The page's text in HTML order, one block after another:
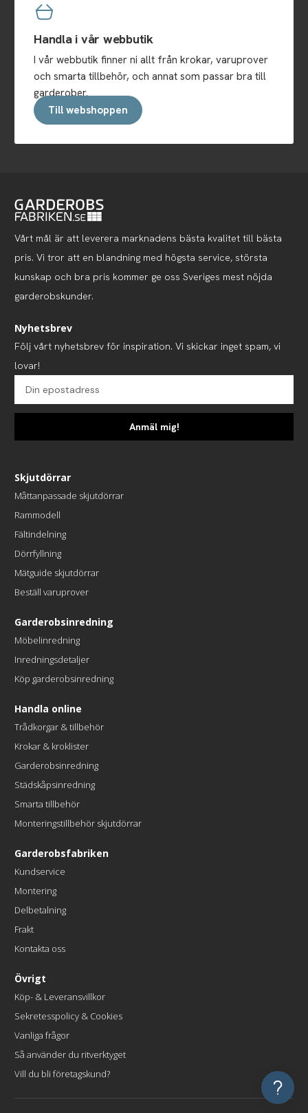
Handla i vår webbutik
I vår webbutik finner ni allt från krokar, varuprover
och smarta tillbehör, och annat som passar bra till
garderober.
Till webshoppen
Vårt mål är att leverera marknadens bästa kvalitet till bästa
pris. Vi tror att en blandning med högsta service, största
kunskap och bra pris kommer ge oss Sveriges mest nöjda
garderobskunder.
Nyhetsbrev
Följ vårt nyhetsbrev för inspiration. Vi skickar inget spam, vi
lovar!
Anmäl mig!
Skjutdörrar
Måttanpassade skjutdörrar
Rammodell
Fältindelning
Dörrfyllning
Mätguide skjutdörrar
Beställ varuprover
Garderobsinredning
Möbelinredning
Inredningsdetaljer
Köp garderobsinredning
Handla online
Trådkorgar & tillbehör
Krokar & kroklister
Garderobsinredning
Städskåpsinredning
Smarta tillbehör
Monteringstillbehör skjutdörrar
Garderobsfabriken
Kundservice
Montering
Delbetalning
Frakt
Kontakta oss
Övrigt
Köp- & Leveransvillkor
Sekretesspolicy & Cookies
Vanliga frågor
Så använder du ritverktyget
Vill du bli företagskund?